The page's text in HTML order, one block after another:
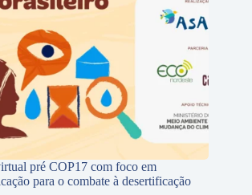
pré COP17 com foco em
para o combate à desertificação